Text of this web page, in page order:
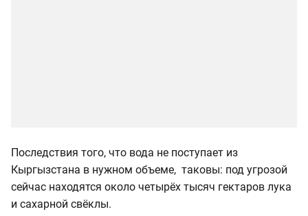
Последствия того, что вода не поступает из
Кыргызстана в нужном объеме, таковы: под угрозой
сейчас находятся около четырёх тысяч гектаров лука
и сахарной свёклы.